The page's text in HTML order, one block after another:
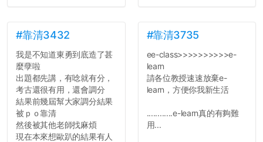
#靠清3432
我是不知道東勇到底造了甚
麼孽啦
出題都先講，有唸就有分，
考古還很有用，還會調分
結果前幾屆幫大家調分結果
被ｐｏ靠清
然後被其他老師找麻煩
現在本來想歐趴的結果有人
#靠清3735
ee-class>>>>>>>>>>e-
learn
請各位教授速速放棄e-
learn，方便你我新生活
............e-learn真的有夠難
用...